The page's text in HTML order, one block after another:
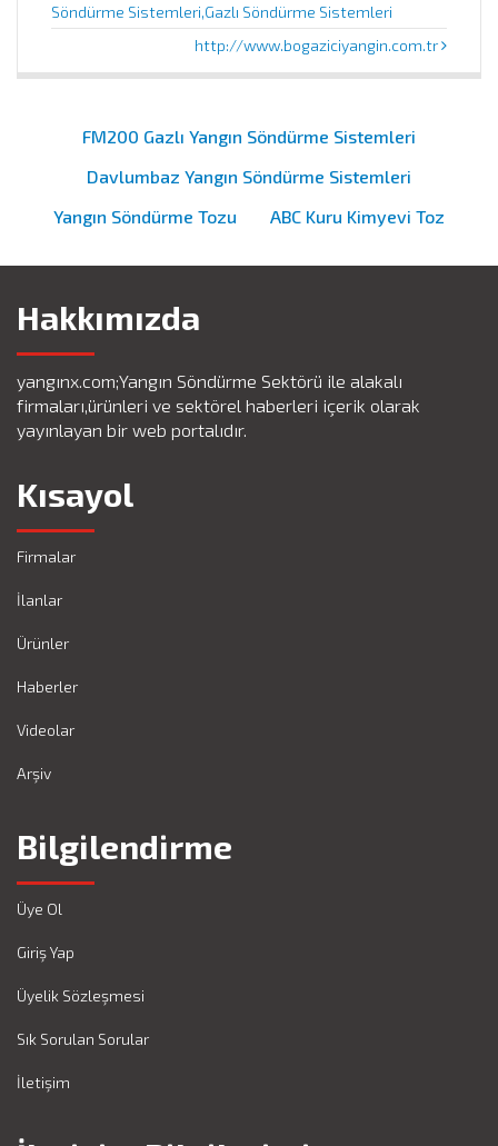
Söndürme Sistemleri,Gazlı Söndürme Sistemleri
http://www.bogaziciyangin.com.tr
FM200 Gazlı Yangın Söndürme Sistemleri
Davlumbaz Yangın Söndürme Sistemleri
Yangın Söndürme Tozu
ABC Kuru Kimyevi Toz
Hakkımızda
yangınx.com;Yangın Söndürme Sektörü ile alakalı
firmaları,ürünleri ve sektörel haberleri içerik olarak
yayınlayan bir web portalıdır.
Kısayol
Firmalar
İlanlar
Ürünler
Haberler
Videolar
Arşiv
Bilgilendirme
Üye Ol
Giriş Yap
Üyelik Sözleşmesi
Sık Sorulan Sorular
İletişim